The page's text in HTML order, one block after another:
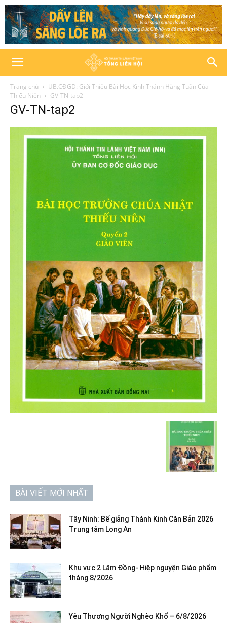
Trang chủ
UB.CĐGD: Giới Thiệu Bài Học Kinh Thánh Hàng Tuần Của
Thiếu Niên
GV-TN-tap2
GV-TN-tap2
BÀI VIẾT MỚI NHẤT
Tây Ninh: Bế giảng Thánh Kinh Căn Bản 2026
Trung tâm Long An
Khu vực 2 Lâm Đồng- Hiệp nguyện Giáo phẩm
tháng 8/2026
Yêu Thương Người Nghèo Khổ – 6/8/2026